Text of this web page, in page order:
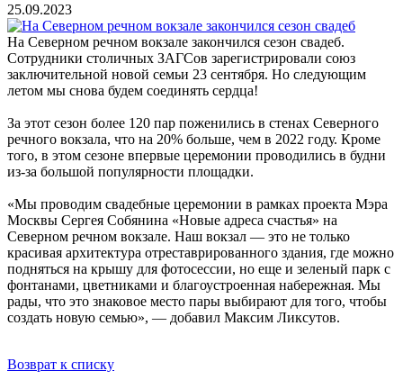
25.09.2023
На Северном речном вокзале закончился сезон свадеб.
Сотрудники столичных ЗАГСов зарегистрировали союз
заключительной новой семьи 23 сентября. Но следующим
летом мы снова будем соединять сердца!
За этот сезон более 120 пар поженились в стенах Северного
речного вокзала, что на 20% больше, чем в 2022 году. Кроме
того, в этом сезоне впервые церемонии проводились в будни
из-за большой популярности площадки.
«Мы проводим свадебные церемонии в рамках проекта Мэра
Москвы Сергея Собянина «Новые адреса счастья» на
Северном речном вокзале. Наш вокзал — это не только
красивая архитектура отреставрированного здания, где можно
подняться на крышу для фотосессии, но еще и зеленый парк с
фонтанами, цветниками и благоустроенная набережная. Мы
рады, что это знаковое место пары выбирают для того, чтобы
создать новую семью», — добавил Максим Ликсутов.
Возврат к списку